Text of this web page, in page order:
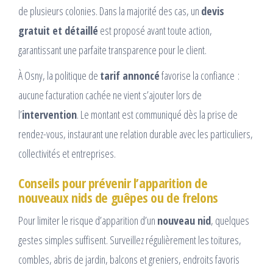
de plusieurs colonies. Dans la majorité des cas, un devis
gratuit et détaillé est proposé avant toute action,
garantissant une parfaite transparence pour le client.
À Osny, la politique de tarif annoncéfavorise la confiance :
aucune facturation cachée ne vient s’ajouter lors de
l’intervention. Le montant est communiqué dès la prise de
rendez-vous, instaurant une relation durable avec les particuliers,
collectivités et entreprises.
Conseils pour prévenir l’apparition de
nouveaux nids de guêpes ou de frelons
Pour limiter le risque d’apparition d’un nouveau nid, quelques
gestes simples suffisent. Surveillez régulièrement les toitures,
combles, abris de jardin, balcons et greniers, endroits favoris